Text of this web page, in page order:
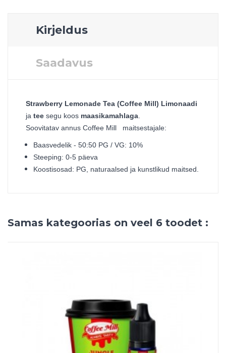
Kirjeldus
Saadavus
Strawberry Lemonade Tea (Coffee Mill) Limonaadi
ja tee segu koos maasikamahlaga.
Soovitatav annus Coffee Mill maitsestajale:
Baasvedelik - 50:50 PG / VG: 10%
Steeping: 0-5 päeva
Koostisosad: PG, naturaalsed ja kunstlikud maitsed.
Samas kategoorias on veel 6 toodet :